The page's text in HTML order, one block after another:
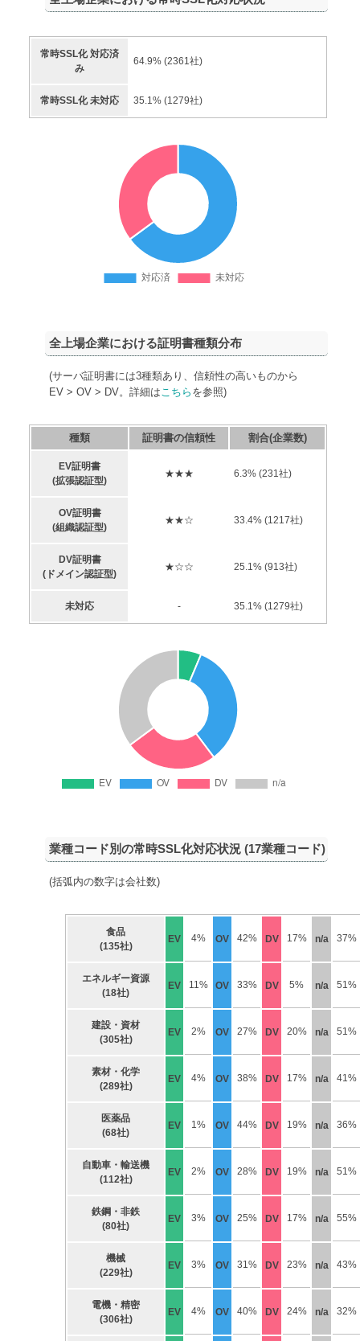
常時SSL化 対応済
み
64.9% (2361社)
常時SSL化 未対応 35.1% (1279社)
全上場企業における証明書種類分布
(サーバ証明書には3種類あり、信頼性の高いものから
EV > OV > DV。詳細はこちら を参照)
種類 証明書の信頼性 割合(企業数)
EV証明書
(拡張認証型)
★★★ 6.3% (231社)
OV証明書
(組織認証型)
★★☆ 33.4% (1217社)
DV証明書
(ドメイン認証型)
★☆☆ 25.1% (913社)
未対応 - 35.1% (1279社)
業種コード別の常時SSL化対応状況 (17業種コード)
(括弧内の数字は会社数)
食品
(135社)
EV 4% OV 42% DV 17% n/a 37%
エネルギー資源
(18社)
EV 11% OV 33% DV 5% n/a 51%
建設・資材
(305社)
EV 2% OV 27% DV 20% n/a 51%
素材・化学
(289社)
EV 4% OV 38% DV 17% n/a 41%
医薬品
(68社)
EV 1% OV 44% DV 19% n/a 36%
自動車・輸送機
(112社)
EV 2% OV 28% DV 19% n/a 51%
鉄鋼・非鉄
(80社)
EV 3% OV 25% DV 17% n/a 55%
機械
(229社)
EV 3% OV 31% DV 23% n/a 43%
電機・精密
(306社)
EV 4% OV 40% DV 24% n/a 32%